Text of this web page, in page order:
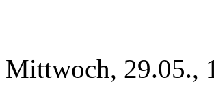
Mittwoch, 29.05.,